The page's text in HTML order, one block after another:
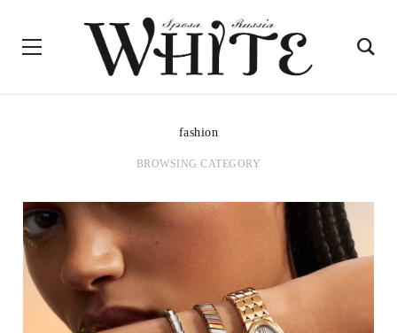
fashion
BROWSING CATEGORY